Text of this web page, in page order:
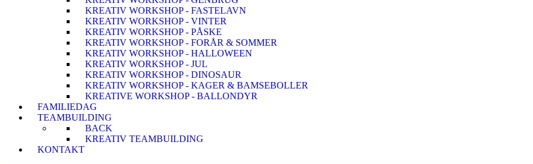
KREATIV WORKSHOP - FASTELAVN
KREATIV WORKSHOP - VINTER
KREATIV WORKSHOP - PÅSKE
KREATIV WORKSHOP - FORÅR & SOMMER
KREATIV WORKSHOP - HALLOWEEN
KREATIV WORKSHOP - JUL
KREATIV WORKSHOP - DINOSAUR
KREATIV WORKSHOP - KAGER & BAMSEBOLLER
KREATIVE WORKSHOP - BALLONDYR
FAMILIEDAG
TEAMBUILDING
BACK
KREATIV TEAMBUILDING
KONTAKT